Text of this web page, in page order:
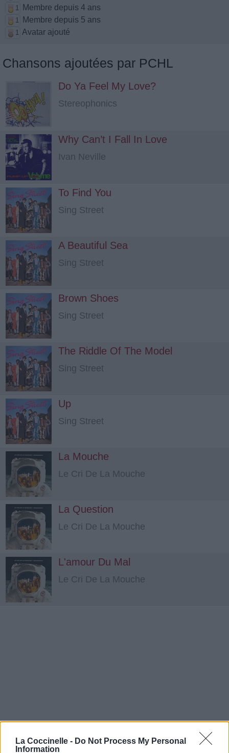
La Coccinelle - Do Not Process My Personal
Information
1 Membre depuis 4 ans
1 Membre depuis 5 ans
1 Avatar ajouté
Chansons ajoutées par PCHL
Do Ya Feel My Love?
Stereophonics
Why Can’t I Fall In Love
Ivan Neville
To Find You
Sing Street
A Beautiful Sea
Sing Street
Brown Shoes
Sing Street
The Riddle Of The Model
Sing Street
Up
Sing Street
La Mouche
Le Cri De La Mouche
La Question
Le Cri De La Mouche
L'amour Du Mal
Le Cri De La Mouche